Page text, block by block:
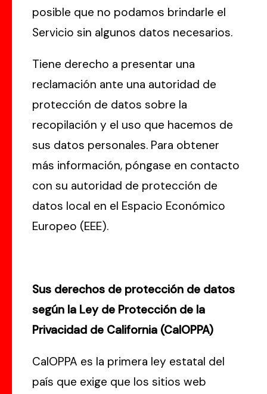
posible que no podamos brindarle el
Servicio sin algunos datos necesarios.
Tiene derecho a presentar una
reclamación ante una autoridad de
protección de datos sobre la
recopilación y el uso que hacemos de
sus datos personales. Para obtener
más información, póngase en contacto
con su autoridad de protección de
datos local en el Espacio Económico
Europeo (EEE).
Sus derechos de protección de datos
según la Ley de Protección de la
Privacidad de California (CalOPPA)
CalOPPA es la primera ley estatal del
país que exige que los sitios web